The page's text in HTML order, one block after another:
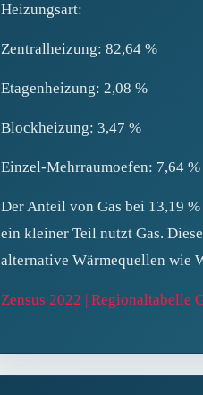
Heizungsart:
Zentralheizung: 82,64 %
Etagenheizung: 2,08 %
Blockheizung: 3,47 %
Einzel-Mehrraumoefen: 7,64 %
Der Anteil von Gas bei 13,19
ein kleiner Teil nutzt Gas.
alternative Wärmequellen wie
Zensus 2022 | Regionaltabelle